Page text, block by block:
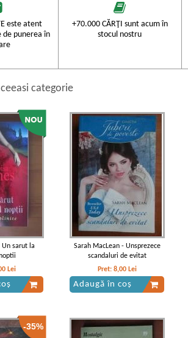
este atent
punerea în
+70.000 CĂRŢI sunt acum în
stocul nostru
categorie
Un sarut la
Lei
Sarah MacLean - Unsprezece
scandaluri de evitat
Pret: 8,00 Lei
Adaugă în coș
-35%